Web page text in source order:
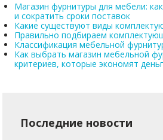
Магазин фурнитуры для мебели:
и сократить сроки поставок
Какие существуют виды
Правильно подбираем
Классификация мебельной
Как выбрать магазин мебельной
критериев, которые экономят
Последние новости